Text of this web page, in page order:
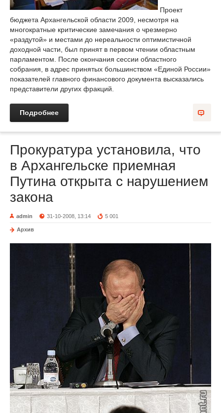
Проект
бюджета Архангельской области 2009, несмотря на
многократные критические замечания о чрезмерно
«раздутой» и местами до нереальности оптимистичной
доходной части, был принят в первом чтении областным
парламентом. После окончания сессии областного
собрания, в адрес принятых большинством «Единой России»
показателей главного финансового документа высказались
представители других фракций.
Подробнее
Прокуратура установила, что
в Архангельске приемная
Путина открыта с нарушением
закона
admin 31-10-2008, 13:14 5 001
Архив